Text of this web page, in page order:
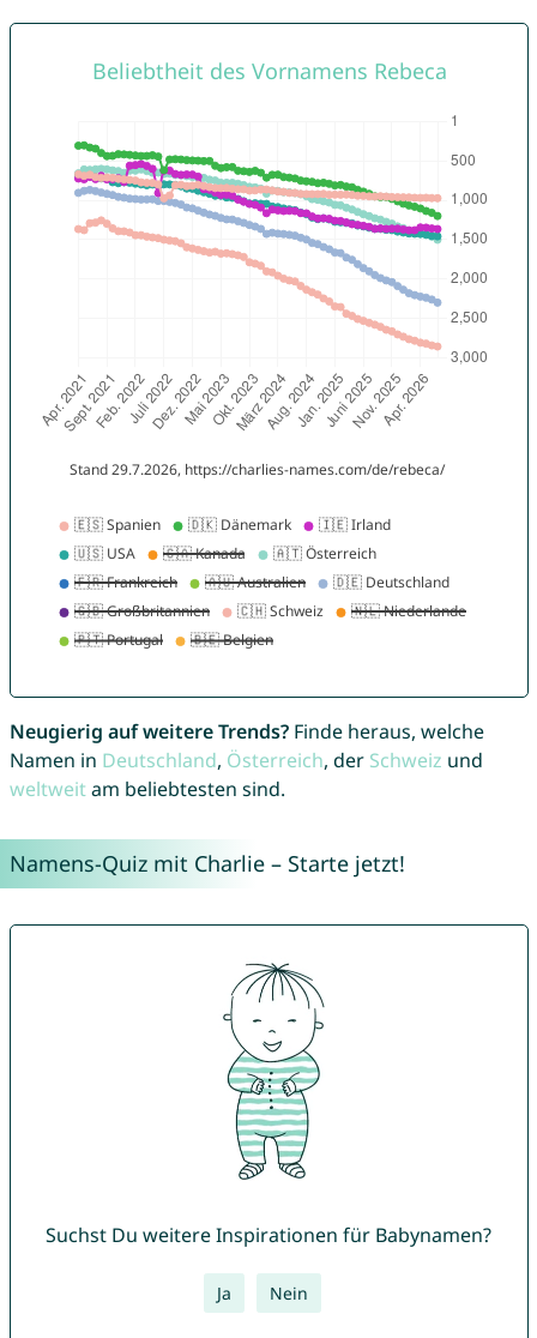
Neugierig auf weitere Trends?Finde heraus, welche
Namen in Deutschland, Österreich, der Schweiz und
weltweitam beliebtesten sind.
Namens-Quiz mit Charlie – Starte jetzt!
Suchst Du weitere Inspirationen für Babynamen?
Ja Nein